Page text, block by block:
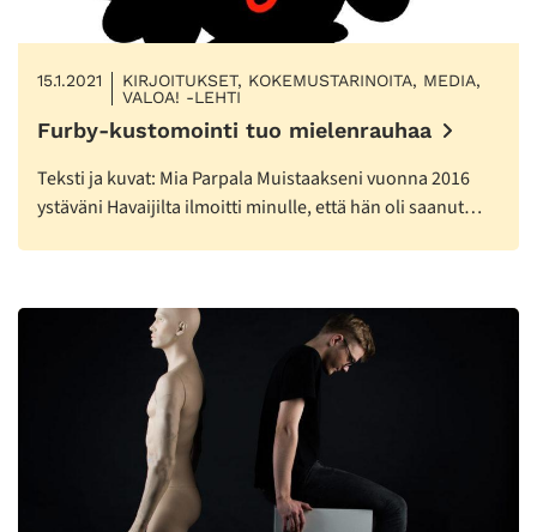
15.1.2021
KIRJOITUKSET, KOKEMUSTARINOITA, MEDIA,
VALOA! -LEHTI
Furby-kustomointi tuo mielenrauhaa
Teksti ja kuvat: Mia Parpala Muistaakseni vuonna 2016
ystäväni Havaijilta ilmoitti minulle, että hän oli saanut…